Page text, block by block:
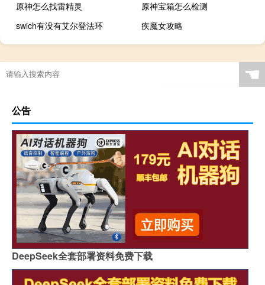
原神怎么找雷精灵
原神宝箱怎么检测
swich有没有艾尔登法环
疾魔女攻略
☚
公告
DeepSeek全套部署资料免费下载